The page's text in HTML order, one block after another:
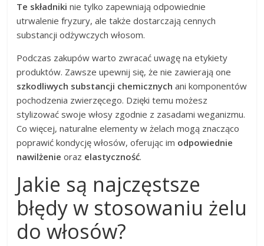
Te składniki nie tylko zapewniają odpowiednie
utrwalenie fryzury, ale także dostarczają cennych
substancji odżywczych włosom.
Podczas zakupów warto zwracać uwagę na etykiety
produktów. Zawsze upewnij się, że nie zawierają one
szkodliwych substancji chemicznych ani komponentów
pochodzenia zwierzęcego. Dzięki temu możesz
stylizować swoje włosy zgodnie z zasadami weganizmu.
Co więcej, naturalne elementy w żelach mogą znacząco
poprawić kondycję włosów, oferując im odpowiednie
nawilżenie oraz elastyczność.
Jakie są najczęstsze
błędy w stosowaniu żelu
do włosów?